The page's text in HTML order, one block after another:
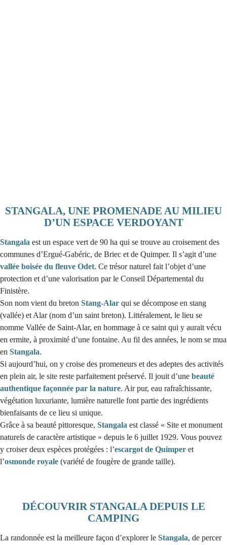
STANGALA, UNE PROMENADE AU MILIEU
D’UN ESPACE VERDOYANT
Stangala est un espace vert de 90 ha qui se trouve au croisement des
communes d’Ergué-Gabéric, de Briec et de Quimper. Il s’agit d’une
vallée boisée du fleuve Odet. Ce trésor naturel fait l’objet d’une
protection et d’une valorisation par le Conseil Départemental du
Finistère.
Son nom vient du breton Stang-Alar qui se décompose en stang
(vallée) et Alar (nom d’un saint breton). Littéralement, le lieu se
nomme Vallée de Saint-Alar, en hommage à ce saint qui y aurait vécu
en ermite, à proximité d’une fontaine. Au fil des années, le nom se mua
en Stangala.
Si aujourd’hui, on y croise des promeneurs et des adeptes des activités
en plein air, le site reste parfaitement préservé. Il jouit d’une beauté
authentique façonnée par la nature. Air pur, eau rafraîchissante,
végétation luxuriante, lumière naturelle font partie des ingrédients
bienfaisants de ce lieu si unique.
Grâce à sa beauté pittoresque, Stangala est classé « Site et monument
naturels de caractère artistique » depuis le 6 juillet 1929. Vous pouvez
y croiser deux espèces protégées : l’escargot de Quimper et
l’osmonde royale (variété de fougère de grande taille).
DÉCOUVRIR STANGALA DEPUIS LE
CAMPING
La randonnée est la meilleure façon d’explorer le Stangala, de percer